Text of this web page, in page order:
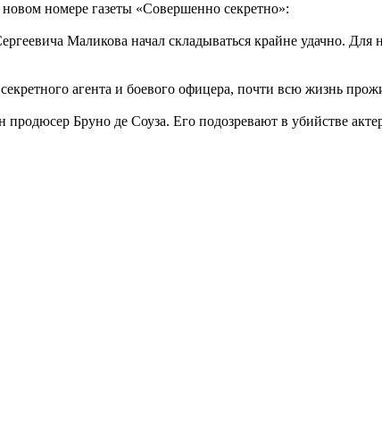
номере газеты «Совершенно секретно»:
Маликова начал складываться крайне удачно.
агента и боевого офицера, почти всю жизнь
Бруно де Соуза. Его подозревают в убийстве